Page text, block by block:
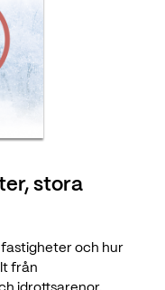
stora
fastigheter och hur
från